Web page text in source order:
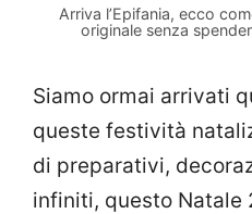
Arriva l’Epifania, ecco
originale senza
Siamo ormai arrivati
queste festività
di preparativi,
infiniti, questo Natale